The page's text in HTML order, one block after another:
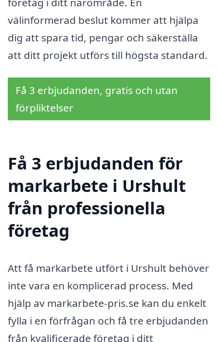
välinformerad beslut kommer att hjälpa
dig att spara tid, pengar och säkerställa
att ditt projekt utförs till högsta standard.
Få 3 erbjudanden, gratis och utan
förpliktelser
Få 3 erbjudanden för
markarbete i Urshult
från professionella
företag
Att få markarbete utfört i Urshult behöver
inte vara en komplicerad process. Med
hjälp av markarbete-pris.se kan du enkelt
fylla i en förfrågan och få tre erbjudanden
från kvalificerade företag i ditt